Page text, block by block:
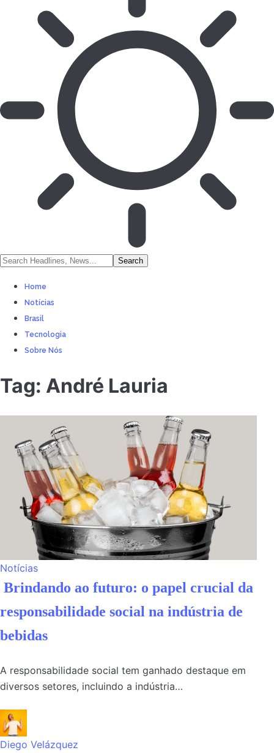
Home
Notícias
Brasil
Tecnologia
Sobre Nós
Tag: André Lauria
Notícias
Brindando ao futuro: o papel crucial da
responsabilidade social na indústria de
bebidas
A responsabilidade social tem ganhado destaque em
diversos setores, incluindo a indústria…
Diego Velázquez